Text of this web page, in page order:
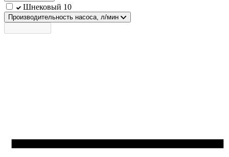
Шнековый 10
Производительность насоса, л/мин